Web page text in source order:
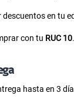
descuentos en tu
con tu RUC 10.
hasta en 3